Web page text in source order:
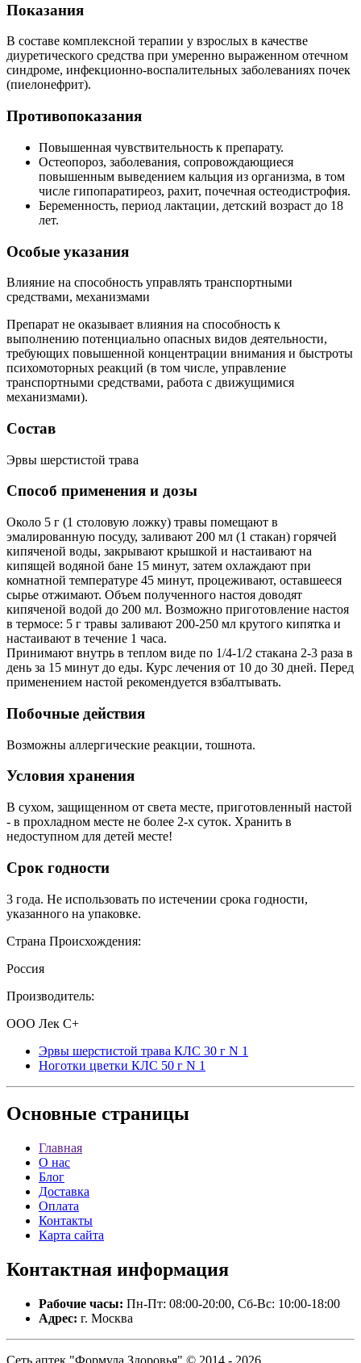
Показания
В составе комплексной терапии у взрослых в качестве
диуретического средства при умеренно выраженном отечном
синдроме, инфекционно-воспалительных заболеваниях почек
(пиелонефрит).
Противопоказания
Повышенная чувствительность к препарату.
Остеопороз, заболевания, сопровождающиеся
повышенным выведением кальция из организма, в том
числе гипопаратиреоз, рахит, почечная остеодистрофия.
Беременность, период лактации, детский возраст до 18
лет.
Особые указания
Влияние на способность управлять транспортными
средствами, механизмами
Препарат не оказывает влияния на способность к
выполнению потенциально опасных видов деятельности,
требующих повышенной концентрации внимания и быстроты
психомоторных реакций (в том числе, управление
транспортными средствами, работа с движущимися
механизмами).
Состав
Эрвы шерстистой трава
Способ применения и дозы
Около 5 г (1 столовую ложку) травы помещают в
эмалированную посуду, заливают 200 мл (1 стакан) горячей
кипяченой воды, закрывают крышкой и настаивают на
кипящей водяной бане 15 минут, затем охлаждают при
комнатной температуре 45 минут, процеживают, оставшееся
сырье отжимают. Объем полученного настоя доводят
кипяченой водой до 200 мл. Возможно приготовление настоя
в термосе: 5 г травы заливают 200-250 мл крутого кипятка и
настаивают в течение 1 часа.
Принимают внутрь в теплом виде по 1/4-1/2 стакана 2-3 раза в
день за 15 минут до еды. Курс лечения от 10 до 30 дней. Перед
применением настой рекомендуется взбалтывать.
Побочные действия
Возможны аллергические реакции, тошнота.
Условия хранения
В сухом, защищенном от света месте, приготовленный настой
- в прохладном месте не более 2-х суток. Хранить в
недоступном для детей месте!
Срок годности
3 года. Не использовать по истечении срока годности,
указанного на упаковке.
Страна Происхождения:
Россия
Производитель:
ООО Лек С+
Эрвы шерстистой трава КЛС 30 г N 1
Ноготки цветки КЛС 50 г N 1
Основные страницы
Главная
О нас
Блог
Доставка
Оплата
Контакты
Карта сайта
Контактная информация
Рабочие часы: Пн-Пт: 08:00-20:00, Сб-Вс: 10:00-18:00
Адрес: г. Москва